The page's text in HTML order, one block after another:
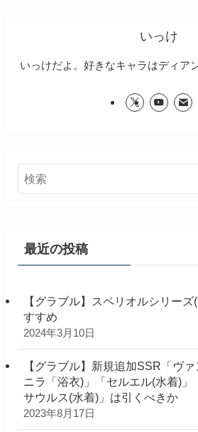
いっけ
いっけだよ。好きなキャラはディアン
最近の投稿
【グラブル】スペリオルシリー
すすめ
2024年3月10日
【グラブル】新規追加SSR「ヴ
ニラ「浴衣)」「セルエル(水着)」
サウルス(水着)」は引くべきか
2023年8月17日